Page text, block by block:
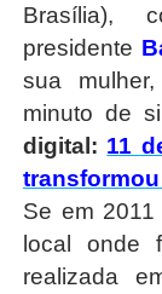
Brasília),
presidente
sua
minuto de
digital: 11
Se em
local onde
realizada